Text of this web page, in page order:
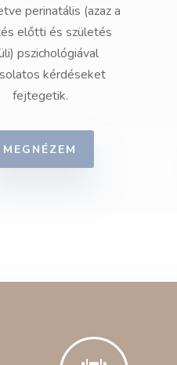
perinatális (azaz a
előtti és születés
pszichológiával
kérdéseket
fejtegetik.
MEGNÉZEM